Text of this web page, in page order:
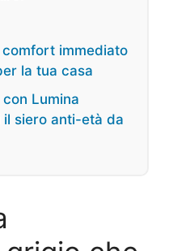
comfort immediato
la tua casa
con Lumina
siero anti-età da